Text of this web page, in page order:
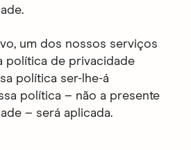
um dos nossos serviços
política de privacidade
política ser-lhe-á
política – não a presente
– será aplicada.